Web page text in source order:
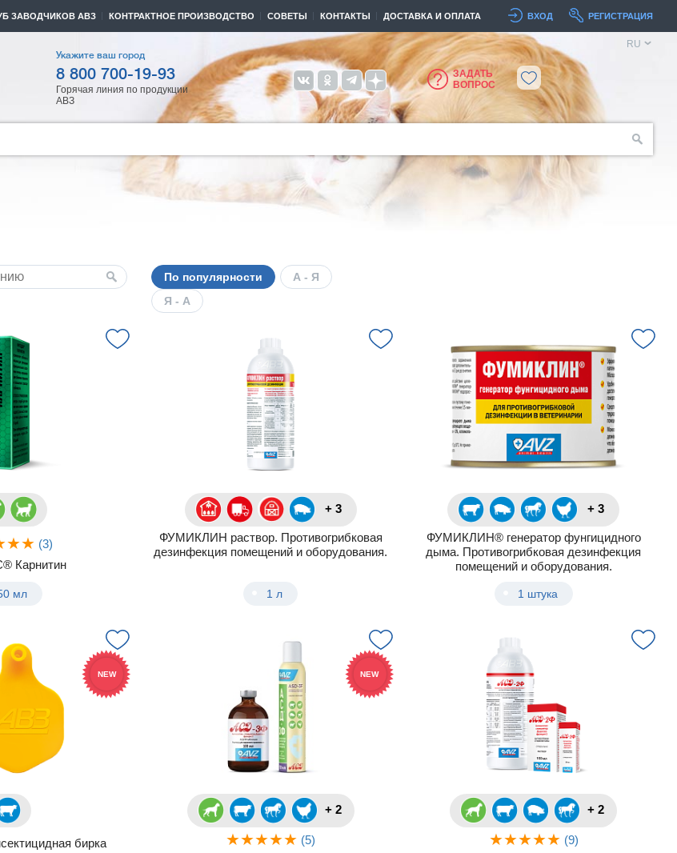
ЗАВОДЧИКОВ АВЗ КОНТРАКТНОЕ ПРОИЗВОДСТВО СОВЕТЫ КОНТАКТЫ ДОСТАВКА И ОПЛАТА ВХОД РЕГИСТРАЦИЯ
Укажите ваш город
8 800 700-19-93
Горячая линия по продукции
АВЗ
ЗАДАТЬ
ВОПРОС
RU
По популярности
А - Я
Я - А
(3)
Карнитин
мл
+ 3
ФУМИКЛИН раствор. Противогрибковая
дезинфекция помещений и оборудования.
1 л
+ 3
ФУМИКЛИН® генератор фунгицидного
дыма. Противогрибковая дезинфекция
помещений и оборудования.
1 штука
NEW
бирка
NEW
+ 2
(5)
+ 2
(9)